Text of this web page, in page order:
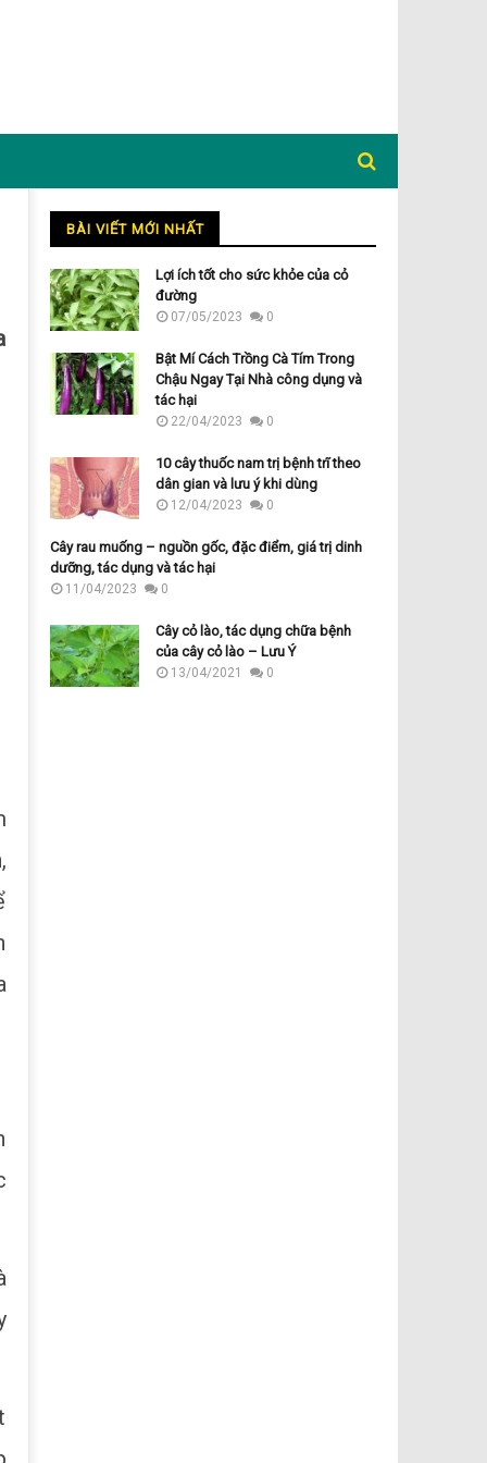
BÀI VIẾT MỚI NHẤT
Lợi ích tốt cho sức khỏe của cỏ
đường
07/05/2023 0
Bật Mí Cách Trồng Cà Tím Trong
Chậu Ngay Tại Nhà công dụng và
tác hại
22/04/2023 0
10 cây thuốc nam trị bệnh trĩ theo
dân gian và lưu ý khi dùng
12/04/2023 0
Cây rau muống – nguồn gốc, đặc điểm, giá trị dinh
dưỡng, tác dụng và tác hại
11/04/2023 0
Cây cỏ lào, tác dụng chữa bệnh
của cây cỏ lào – Lưu Ý
13/04/2021 0